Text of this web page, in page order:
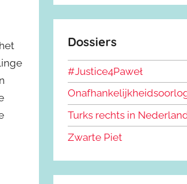
Dossiers
#Justice4Paweł
Turks rechts in
Zwarte Piet